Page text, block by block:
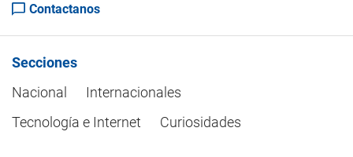
Contactanos
Secciones
Nacional
Internacionales
Tecnología e Internet
Curiosidades